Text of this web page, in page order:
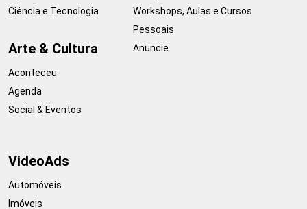
Ciência e Tecnologia
Arte & Cultura
Aconteceu
Agenda
Social & Eventos
Workshops, Aulas e Cursos
Pessoais
Anuncie
VideoAds
Automóveis
Imóveis